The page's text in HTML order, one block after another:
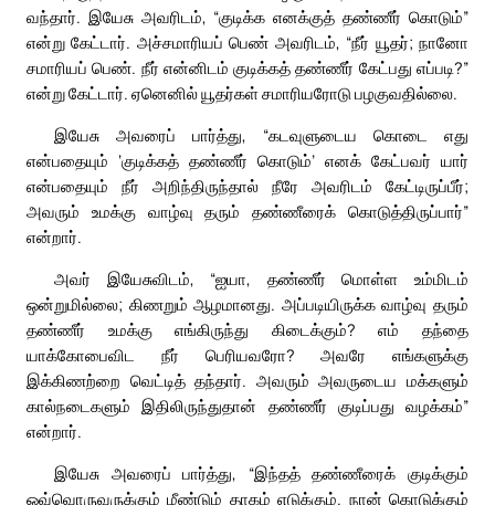
வந்தார். இயேசு அவரிடம், “குடிக்க எனக்குத் தண்ணீர் கொடும்”
என்று கேட்டார். அச்சமாரியப் பெண் அவரிடம், “நீர் யூதர்; நானோ
சமாரியப் பெண். நீர் என்னிடம் குடிக்கத் தண்ணீர் கேட்பது எப்படி?”
என்று கேட்டார். ஏனெனில் யூதர்கள் சமாரியரோடு பழகுவதில்லை.
இயேசு அவரைப் பார்த்து, “கடவுளுடைய கொடை எது
என்பதையும் ‘குடிக்கத் தண்ணீர் கொடும்’ எனக் கேட்பவர் யார்
என்பதையும் நீர் அறிந்திருந்தால் நீரே அவரிடம் கேட்டிருப்பீர்;
அவரும் உமக்கு வாழ்வு தரும் தண்ணீரைக் கொடுத்திருப்பார்”
என்றார்.
அவர் இயேசுவிடம், “ஐயா, தண்ணீர் மொள்ள உம்மிடம்
ஒன்றுமில்லை; கிணறும் ஆழமானது. அப்படியிருக்க வாழ்வு தரும்
தண்ணீர் உமக்கு எங்கிருந்து கிடைக்கும்? எம் தந்தை
யாக்கோபைவிட நீர் பெரியவரோ? அவரே எங்களுக்கு
இக்கிணற்றை வெட்டித் தந்தார். அவரும் அவருடைய மக்களும்
கால்நடைகளும் இதிலிருந்துதான் தண்ணீர் குடிப்பது வழக்கம்”
என்றார்.
இயேசு அவரைப் பார்த்து, “இந்தத் தண்ணீரைக் குடிக்கும்
ஒவ்வொருவருக்கும் மீண்டும் தாகம் எடுக்கும். நான் கொடுக்கும்